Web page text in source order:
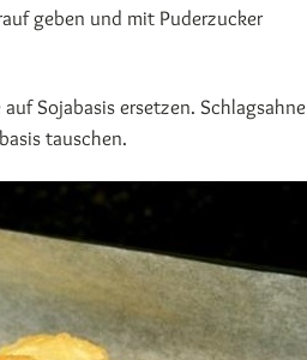
geben und mit Puderzucker
Sojabasis ersetzen. Schlagsahne
tauschen.